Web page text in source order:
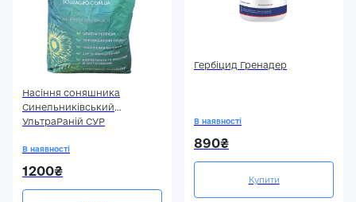
Насіння соняшника
Синельниківський
УльтраРаній СУР
В наявності
1200₴
Гербіцид Гренадер
В наявності
890₴
Купити